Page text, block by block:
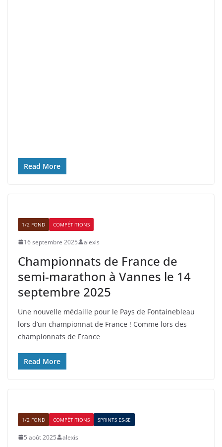
Read More
1/2 FOND COMPÉTITIONS
16 septembre 2025 alexis
Championnats de France de
semi-marathon à Vannes le 14
septembre 2025
Une nouvelle médaille pour le Pays de Fontainebleau
lors d’un championnat de France ! Comme lors des
championnats de France
Read More
1/2 FOND COMPÉTITIONS SPRINTS ES-SE
5 août 2025 alexis